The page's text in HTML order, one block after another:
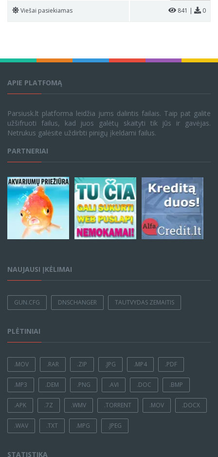
Viešai pasiekiamas 841 | 0
APIE PLATFOMĄ
Parsiusk.lt platforma leidžia jums dalintis failais. Taip pat galite
užšifruoti failus, kad juos galėtų skaityti tik jūs ir gavėjas.
Netrukus galėsite uždirbti pinigų įkeldami failus.
PARTNERIAI
NAUJAUSI ĮKĖLIMAI
GUN.CFG DNSCHANGER TAUTVYDAS ZEMAITIS
PLĖTINIAI
.MOV .RAR .ZIP .JPG .MP4 .PDF
.MP3 .DEM .PNG .AVI .DOC .BMP
.APK .7Z .WMV .TORRENT .MOV .DOCX
.WAV .TXT .MPG .JPEG
STATISTIKA